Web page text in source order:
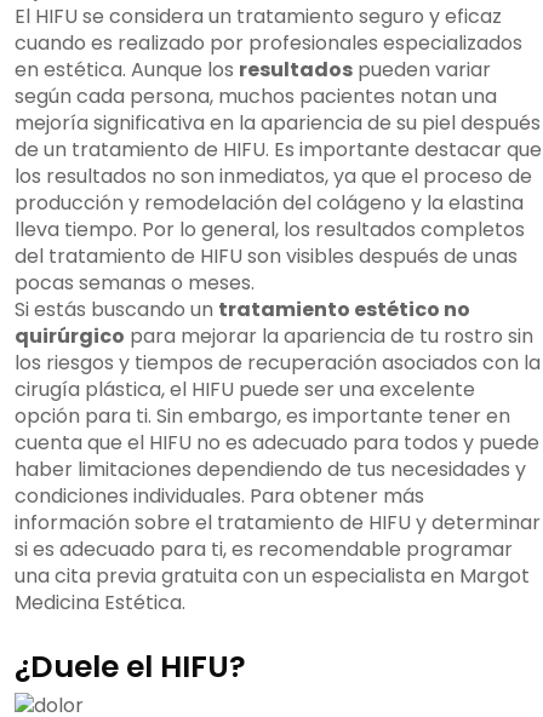
El HIFU se considera un tratamiento seguro y eficaz
cuando es realizado por profesionales especializados
en estética. Aunque los resultados pueden variar
según cada persona, muchos pacientes notan una
mejoría significativa en la apariencia de su piel después
de un tratamiento de HIFU. Es importante destacar que
los resultados no son inmediatos, ya que el proceso de
producción y remodelación del colágeno y la elastina
lleva tiempo. Por lo general, los resultados completos
del tratamiento de HIFU son visibles después de unas
pocas semanas o meses.
Si estás buscando un tratamiento estético no
quirúrgico para mejorar la apariencia de tu rostro sin
los riesgos y tiempos de recuperación asociados con la
cirugía plástica, el HIFU puede ser una excelente
opción para ti. Sin embargo, es importante tener en
cuenta que el HIFU no es adecuado para todos y puede
haber limitaciones dependiendo de tus necesidades y
condiciones individuales. Para obtener más
información sobre el tratamiento de HIFU y determinar
si es adecuado para ti, es recomendable programar
una cita previa gratuita con un especialista en Margot
Medicina Estética.
¿Duele el HIFU?